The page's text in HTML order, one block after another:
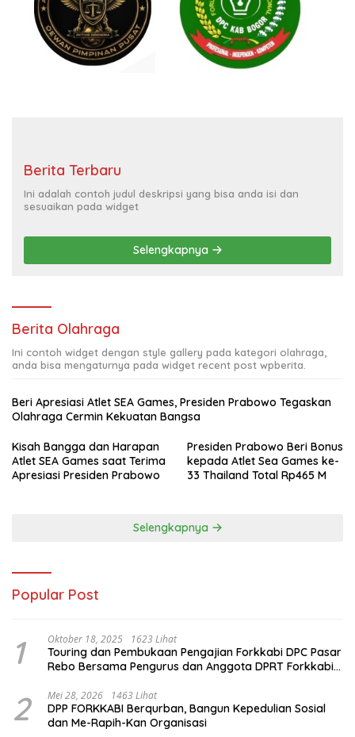
Berita Terbaru
Ini adalah contoh judul deskripsi yang bisa anda isi dan
sesuaikan pada widget
Selengkapnya
Berita Olahraga
Ini contoh widget dengan style gallery pada kategori olahraga,
anda bisa mengaturnya pada widget recent post wpberita.
Beri Apresiasi Atlet SEA Games, Presiden Prabowo Tegaskan
Olahraga Cermin Kekuatan Bangsa
Kisah Bangga dan Harapan
Atlet SEA Games saat Terima
Apresiasi Presiden Prabowo
Presiden Prabowo Beri Bonus
kepada Atlet Sea Games ke-
33 Thailand Total Rp465 M
Selengkapnya
Popular Post
1 Oktober 18, 2025 1623 Lihat
Touring dan Pembukaan Pengajian Forkkabi DPC Pasar
Rebo Bersama Pengurus dan Anggota DPRT Forkkabi
2 Mei 28, 2026 1463 Lihat
DPP FORKKABI Berqurban, Bangun Kepedulian Sosial
dan Me-Rapih-Kan Organisasi